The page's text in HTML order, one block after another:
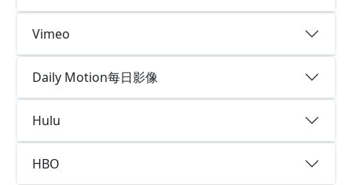
Vimeo
Daily Motion每日影像
Hulu
HBO